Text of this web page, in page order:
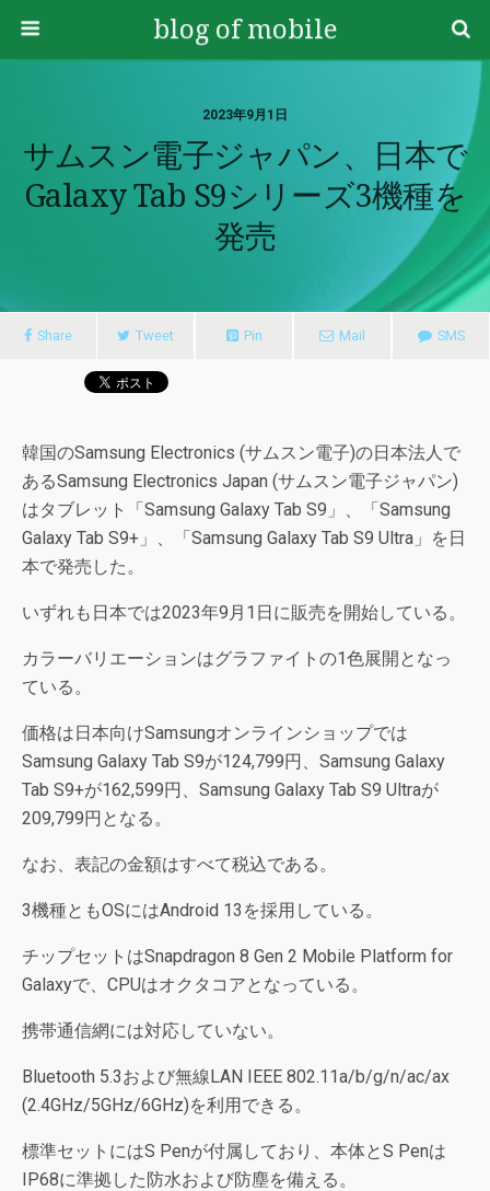
blog of mobile
2023年9月1日
サムスン電子ジャパン、日本で
Galaxy Tab S9シリーズ3機種を
発売
Share Tweet Pin Mail SMS
韓国のSamsung Electronics (サムスン電子)の日本法人で
あるSamsung Electronics Japan (サムスン電子ジャパン)
はタブレット「Samsung Galaxy Tab S9」、「Samsung
Galaxy Tab S9+」、「Samsung Galaxy Tab S9 Ultra」を日
本で発売した。
いずれも日本では2023年9月1日に販売を開始している。
カラーバリエーションはグラファイトの1色展開となっ
ている。
価格は日本向けSamsungオンラインショップでは
Samsung Galaxy Tab S9が124,799円、Samsung Galaxy
Tab S9+が162,599円、Samsung Galaxy Tab S9 Ultraが
209,799円となる。
なお、表記の金額はすべて税込である。
3機種ともOSにはAndroid 13を採用している。
チップセットはSnapdragon 8 Gen 2 Mobile Platform for
Galaxyで、CPUはオクタコアとなっている。
携帯通信網には対応していない。
Bluetooth 5.3および無線LAN IEEE 802.11a/b/g/n/ac/ax
(2.4GHz/5GHz/6GHz)を利用できる。
標準セットにはS Penが付属しており、本体とS Penは
IP68に準拠した防水および防塵を備える。